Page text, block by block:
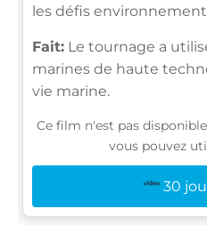
les défis
Fait: Le tournage a
marines de haute
vie marine.
Ce film n'est pas
vous pouvez
30